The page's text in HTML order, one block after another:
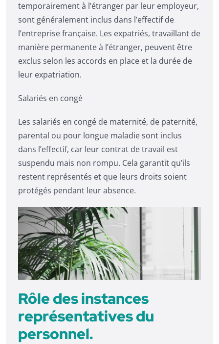
temporairement à l’étranger par leur employeur,
sont généralement inclus dans l’effectif de
l’entreprise française. Les expatriés, travaillant de
manière permanente à l’étranger, peuvent être
exclus selon les accords en place et la durée de
leur expatriation.
Salariés en congé
Les salariés en congé de maternité, de paternité,
parental ou pour longue maladie sont inclus
dans l’effectif, car leur contrat de travail est
suspendu mais non rompu. Cela garantit qu’ils
restent représentés et que leurs droits soient
protégés pendant leur absence.
Rôle des instances
représentatives du
personnel.